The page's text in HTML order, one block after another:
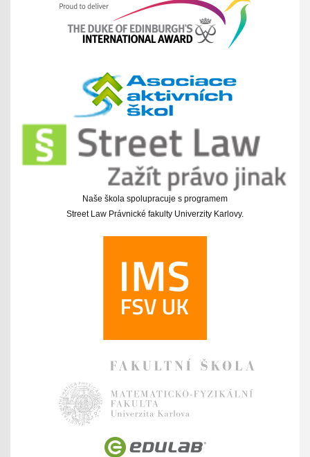
Naše škola spolupracuje s programem
Street Law Právnické fakulty Univerzity Karlovy.